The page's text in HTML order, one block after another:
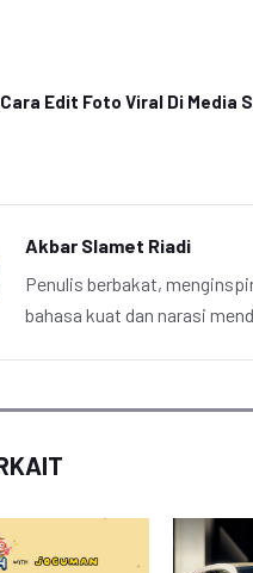
Edit Foto Viral Di Media
Akbar Slamet Riadi
Penulis berbakat,
bahasa kuat dan narasi